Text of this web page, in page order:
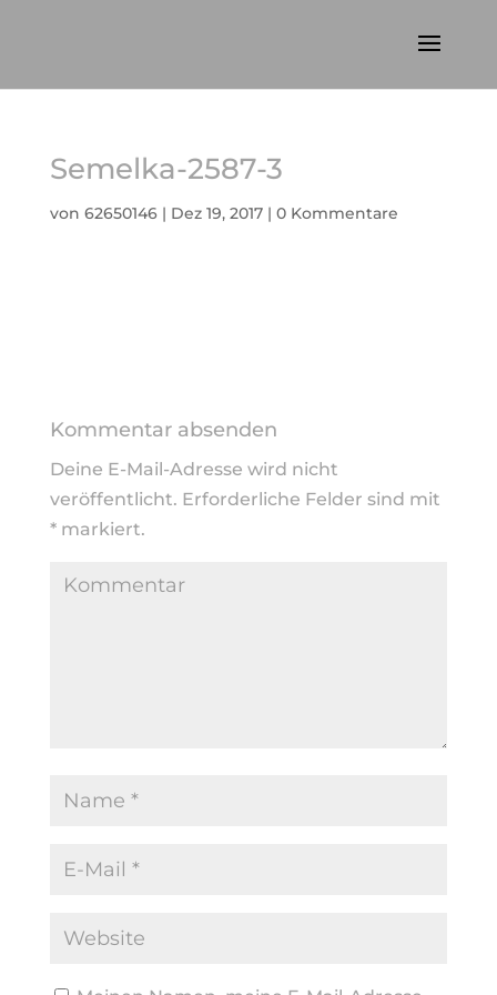
Semelka-2587-3
von 62650146| Dez 19, 2017| 0 Kommentare
Kommentar absenden
Deine E-Mail-Adresse wird nicht
veröffentlicht. Erforderliche Felder sind mit
*markiert.